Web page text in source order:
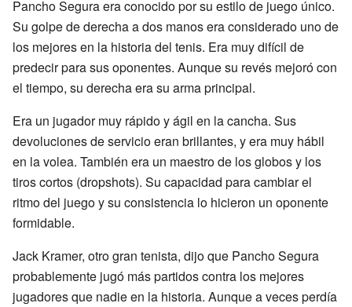
Pancho Segura era conocido por su estilo de juego único.
Su golpe de derecha a dos manos era considerado uno de
los mejores en la historia del tenis. Era muy difícil de
predecir para sus oponentes. Aunque su revés mejoró con
el tiempo, su derecha era su arma principal.
Era un jugador muy rápido y ágil en la cancha. Sus
devoluciones de servicio eran brillantes, y era muy hábil
en la volea. También era un maestro de los globos y los
tiros cortos (dropshots). Su capacidad para cambiar el
ritmo del juego y su consistencia lo hicieron un oponente
formidable.
Jack Kramer, otro gran tenista, dijo que Pancho Segura
probablemente jugó más partidos contra los mejores
jugadores que nadie en la historia. Aunque a veces perdía